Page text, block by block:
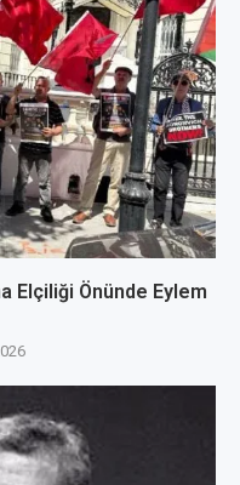
Elçiliği Önünde Eylem